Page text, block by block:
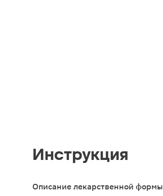
Инструкция
Описание лекарственной формы